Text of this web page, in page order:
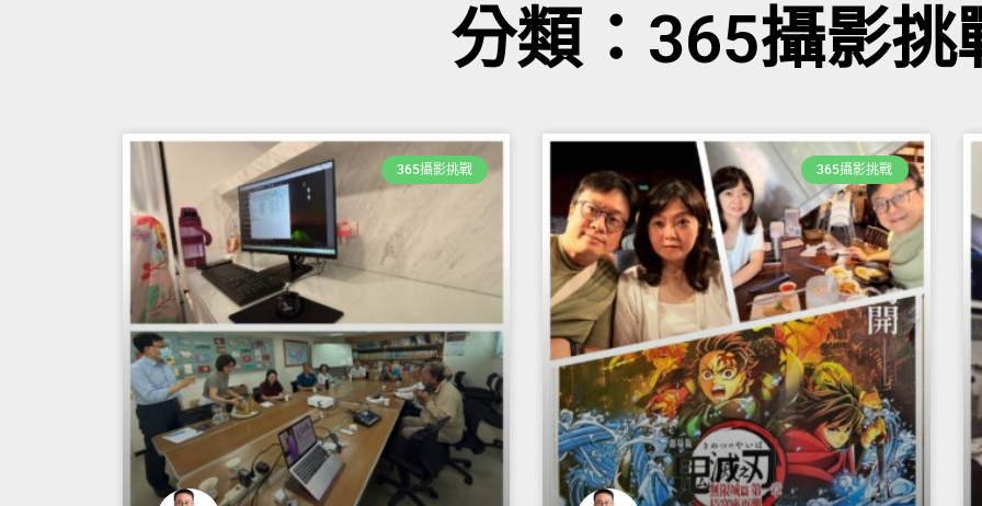
分類：365攝影挑
365攝影挑戰 365攝影挑戰